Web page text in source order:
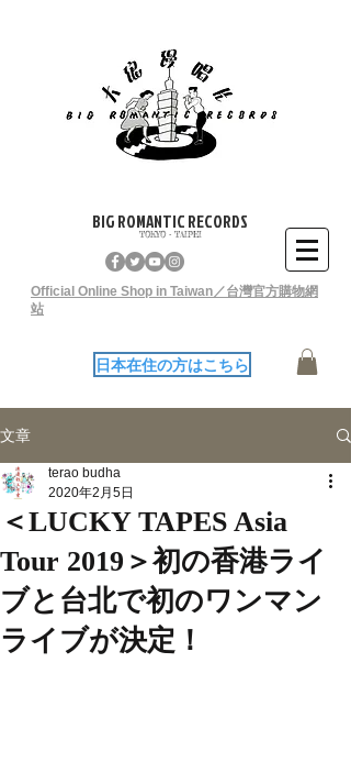
BIG ROMANTIC RECORDS
TOKYO - TAIPEI
Official Online Shop in Taiwan／台灣官方購物網
站
日本在住の方はこちら
文章
＜LUCKY TAPES Asia
Tour 2019＞初の香港ライ
ブと台北で初のワンマン
ライブが決定！
terao budha
2020年2月5日